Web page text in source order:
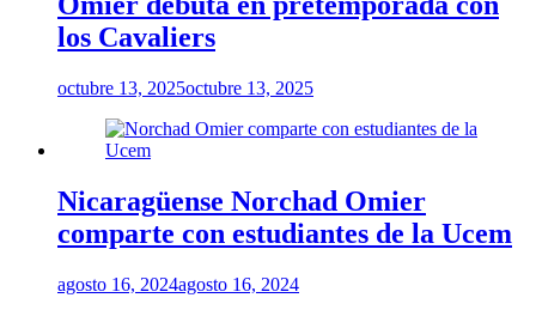
los Cavaliers
octubre 13, 2025octubre 13, 2025
Nicaragüense Norchad Omier
comparte con estudiantes de la Ucem
agosto 16, 2024agosto 16, 2024